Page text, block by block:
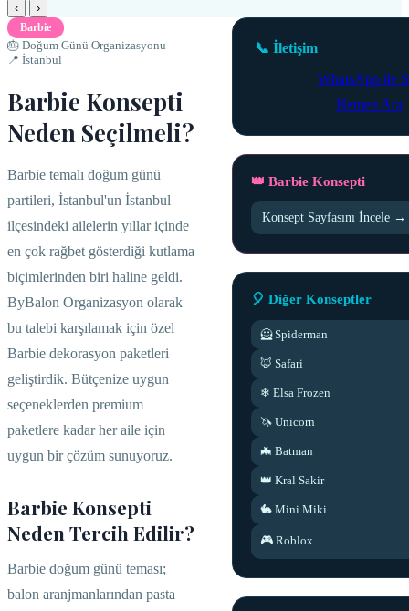
‹ ›
Barbie
🎂 Doğum Günü Organizasyonu
📍 İstanbul
Barbie Konsepti
Neden Seçilmeli?
Barbie temalı doğum günü
partileri, İstanbul'un İstanbul
ilçesindeki ailelerin yıllar içinde
en çok rağbet gösterdiği kutlama
biçimlerinden biri haline geldi.
ByBalon Organizasyon olarak
bu talebi karşılamak için özel
Barbie dekorasyon paketleri
geliştirdik. Bütçenize uygun
seçeneklerden premium
paketlere kadar her aile için
uygun bir çözüm sunuyoruz.
Barbie Konsepti
Neden Tercih Edilir?
Barbie doğum günü teması;
balon aranjmanlarından pasta
📞 İletişim
WhatsApp ile
Hemen Ara
👑 Barbie Konsepti
Konsept Sayfasını İncele →
🎈 Diğer Konseptler
🦸 Spiderman
🦊 Safari
❄ Elsa Frozen
🦄 Unicorn
🦇 Batman
👑 Kral Sakir
🐇 Mini Miki
🎮 Roblox